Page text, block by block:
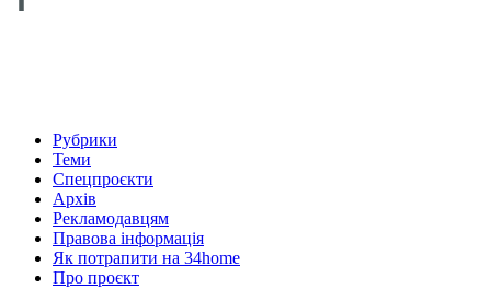
Рубрики
Теми
Спецпроєкти
Архів
Рекламодавцям
Правова інформація
Як потрапити на 34home
Про проєкт